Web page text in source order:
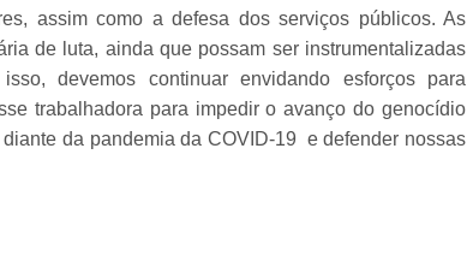
assim como a defesa dos serviços públicos. As
de luta, ainda que possam ser instrumentalizadas
devemos continuar envidando esforços para
trabalhadora para impedir o avanço do genocídio
da pandemia da COVID-19 e defender nossas